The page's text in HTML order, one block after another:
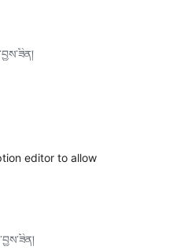
editor to allow